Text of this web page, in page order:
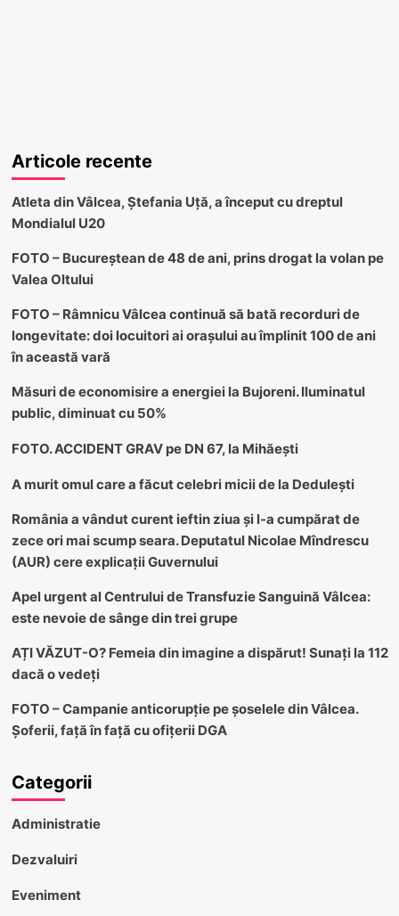
Articole recente
Atleta din Vâlcea, Ștefania Uță, a început cu dreptul
Mondialul U20
FOTO – Bucureștean de 48 de ani, prins drogat la volan pe
Valea Oltului
FOTO – Râmnicu Vâlcea continuă să bată recorduri de
longevitate: doi locuitori ai orașului au împlinit 100 de ani
în această vară
Măsuri de economisire a energiei la Bujoreni. Iluminatul
public, diminuat cu 50%
FOTO. ACCIDENT GRAV pe DN 67, la Mihăești
A murit omul care a făcut celebri micii de la Dedulești
România a vândut curent ieftin ziua și l-a cumpărat de
zece ori mai scump seara. Deputatul Nicolae Mîndrescu
(AUR) cere explicații Guvernului
Apel urgent al Centrului de Transfuzie Sanguină Vâlcea:
este nevoie de sânge din trei grupe
AȚI VĂZUT-O? Femeia din imagine a dispărut! Sunați la 112
dacă o vedeți
FOTO – Campanie anticorupție pe șoselele din Vâlcea.
Șoferii, față în față cu ofițerii DGA
Categorii
Administratie
Dezvaluiri
Eveniment